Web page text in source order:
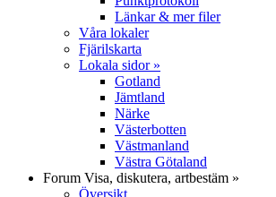
Länkar & mer filer
Våra lokaler
Fjärilskarta
Lokala sidor»
Gotland
Jämtland
Närke
Västerbotten
Västmanland
Västra Götaland
Forum Visa, diskutera, artbestäm »
Översikt